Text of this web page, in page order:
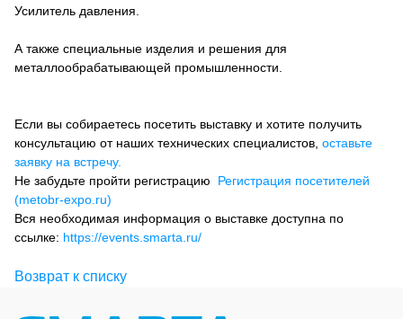
Усилитель давления.
А также специальные изделия и решения для
металлообрабатывающей промышленности.
Если вы собираетесь посетить выставку и хотите получить
консультацию от наших технических специалистов, оставьте
заявку на встречу.
Не забудьте пройти регистрацию Регистрация посетителей
(metobr-expo.ru)
Вся необходимая информация о выставке доступна по
ссылке: https://events.smarta.ru/
Возврат к списку